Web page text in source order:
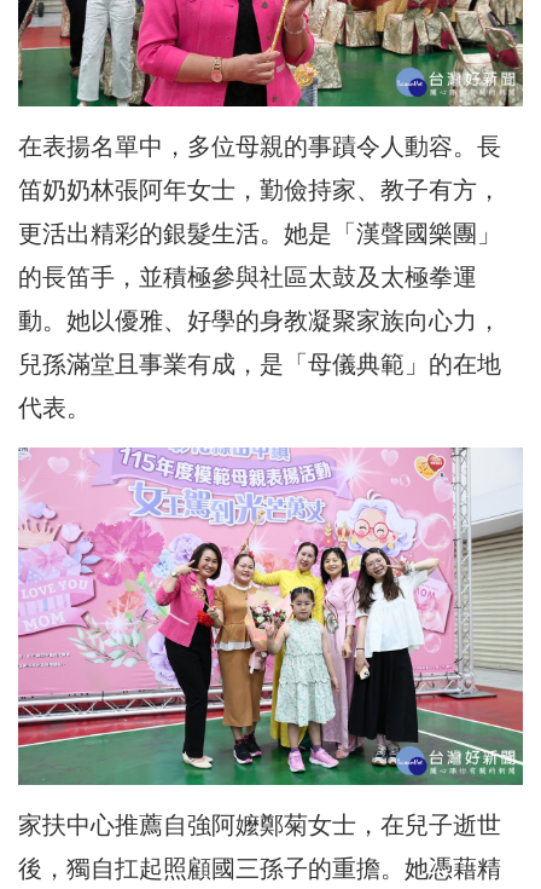
在表揚名單中，多位母親的事蹟令人動容。長
笛奶奶林張阿年女士，勤儉持家、教子有方，
更活出精彩的銀髮生活。她是「漢聲國樂團」
的長笛手，並積極參與社區太鼓及太極拳運
動。她以優雅、好學的身教凝聚家族向心力，
兒孫滿堂且事業有成，是「母儀典範」的在地
代表。
家扶中心推薦自強阿嬤鄭菊女士，在兒子逝世
後，獨自扛起照顧國三孫子的重擔。她憑藉精